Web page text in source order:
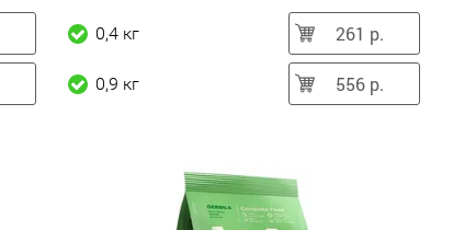
0,4 кг 261 р.
0,9 кг 556 р.